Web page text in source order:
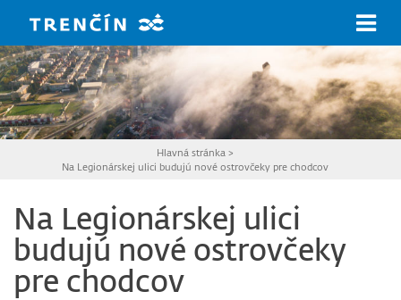
Hlavná stránka >
Na Legionárskej ulici budujú nové ostrovčeky pre chodcov
Na Legionárskej ulici
budujú nové ostrovčeky
pre chodcov